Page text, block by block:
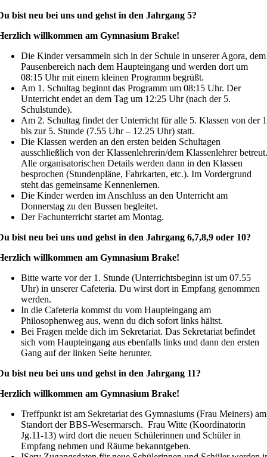
bist neu bei uns und gehst in den Jahrgang 5?
willkommen am Gymnasium Brake!
Die Kinder versammeln sich in der Schule in unserer Agora, dem
Pausenbereich nach dem Haupteingang und werden dort um
08:15 Uhr mit einem kleinen Programm begrüßt.
Am 1. Schultag beginnt das Programm um 08:15 Uhr. Der
Unterricht endet an dem Tag um 12:25 Uhr (nach der 5.
Schulstunde).
Am 2. Schultag findet der Unterricht für alle 5. Klassen von der
bis zur 5. Stunde (7.55 Uhr – 12.25 Uhr) statt.
Die Klassen werden an den ersten beiden Schultagen
ausschließlich von der Klassenlehrerin/dem Klassenlehrer betreut.
Alle organisatorischen Details werden dann in den Klassen
besprochen (Stundenpläne, Fahrkarten, etc.). Im Vordergrund
steht das gemeinsame Kennenlernen.
Die Kinder werden im Anschluss an den Unterricht am
Donnerstag zu den Bussen begleitet.
Der Fachunterricht startet am Montag.
bist neu bei uns und gehst in den Jahrgang 6,7,8,9 oder 10?
willkommen am Gymnasium Brake!
Bitte warte vor der 1. Stunde (Unterrichtsbeginn ist um 07.55
Uhr) in unserer Cafeteria. Du wirst dort in Empfang genommen
werden.
In die Cafeteria kommst du vom Haupteingang am
Philosophenweg aus, wenn du dich sofort links hältst.
Bei Fragen melde dich im Sekretariat. Das Sekretariat befindet
sich vom Haupteingang aus ebenfalls links und dann den ersten
Gang auf der linken Seite herunter.
bist neu bei uns und gehst in den Jahrgang 11?
willkommen am Gymnasium Brake!
Treffpunkt ist am Sekretariat des Gymnasiums (Frau Meiners) am
Standort der BBS-Wesermarsch. Frau Witte (Koordinatorin
Jg.11-13) wird dort die neuen Schülerinnen und Schüler in
Empfang nehmen und Räume bekanntgeben.